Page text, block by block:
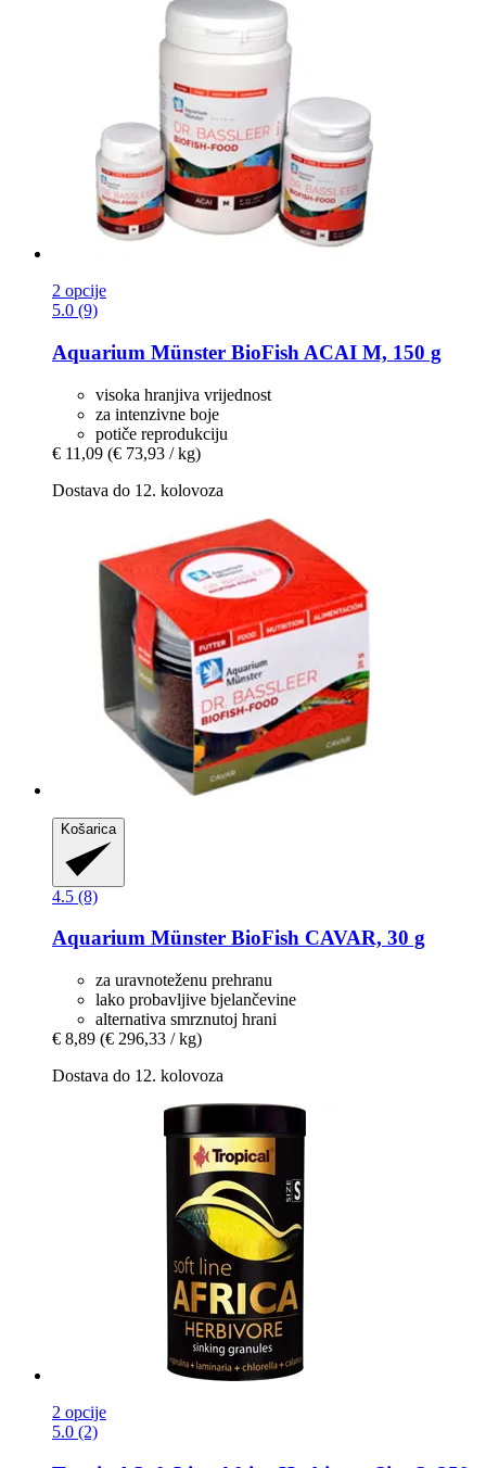
2 opcije
5.0 (9)
Aquarium Münster BioFish ACAI M, 150 g
visoka hranjiva vrijednost
za intenzivne boje
potiče reprodukciju
€ 11,09 (€ 73,93 / kg)
Dostava do 12. kolovoza
Košarica
4.5 (8)
Aquarium Münster BioFish CAVAR, 30 g
za uravnoteženu prehranu
lako probavljive bjelančevine
alternativa smrznutoj hrani
€ 8,89 (€ 296,33 / kg)
Dostava do 12. kolovoza
2 opcije
5.0 (2)